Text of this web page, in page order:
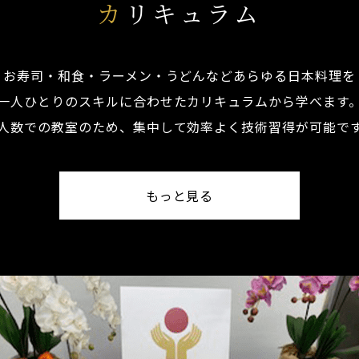
カ リキュラム
お寿司・和食・ラーメン・うどんなどあらゆる日本料理を
人ひとりのスキルに合わせたカリキュラムから学べます
数での教室のため、集中して効率よく技術習得が可能で
もっと見る